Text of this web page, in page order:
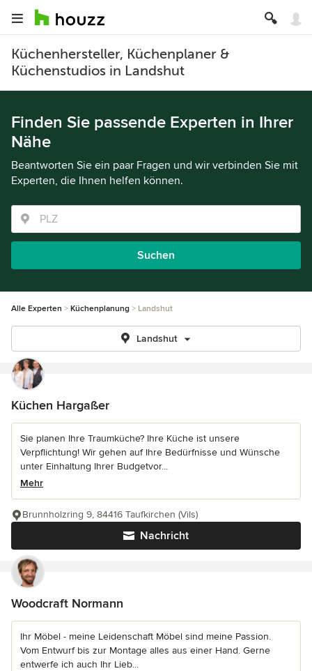
Küchenhersteller, Küchenplaner &
Küchenstudios in Landshut
Finden Sie passende Experten in Ihrer
Nähe
Beantworten Sie ein paar Fragen und wir verbinden Sie mit
Experten, die Ihnen helfen können.
Suchen
Alle Experten Küchenplanung Landshut
Landshut
Küchen Hargaßer
Sie planen Ihre Traumküche? Ihre Küche ist unsere
Verpflichtung! Wir gehen auf Ihre Bedürfnisse und Wünsche
unter Einhaltung Ihrer Budgetvor...
Mehr
Nachricht
Brunnholzring 9, 84416 Taufkirchen (Vils)
Woodcraft Normann
Ihr Möbel - meine Leidenschaft Möbel sind meine Passion.
Vom Entwurf bis zur Montage alles aus einer Hand. Gerne
entwerfe ich auch Ihr Lieb...